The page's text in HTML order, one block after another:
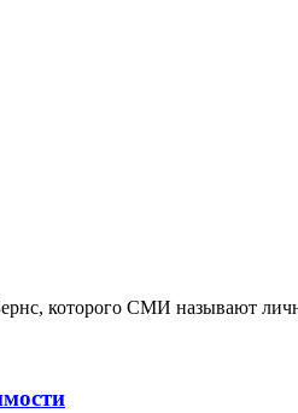
которого СМИ называют